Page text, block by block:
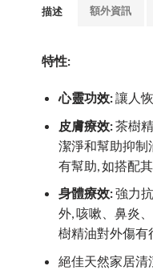
描述 額外資訊
特性:
心靈功效:讓人
皮膚療效:茶樹
潔淨和幫助抑制
有幫助, 如搭配
身體療效:強力
外, 咳嗽、鼻炎
樹精油對外傷有
絕佳天然家居清